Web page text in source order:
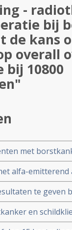
-
bij
de kans
overall
bij 10800
met
met
alfa-
bij
te geven
van
en
zijn, aldus